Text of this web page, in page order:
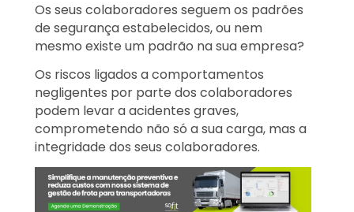
Os seus colaboradores seguem os padrões
de segurança estabelecidos, ou nem
mesmo existe um padrão na sua empresa?
Os riscos ligados a comportamentos
negligentes por parte dos colaboradores
podem levar a acidentes graves,
comprometendo não só a sua carga, mas a
integridade dos seus colaboradores.